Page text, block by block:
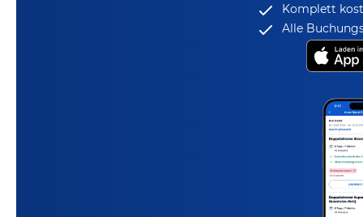
Komplett
Alle